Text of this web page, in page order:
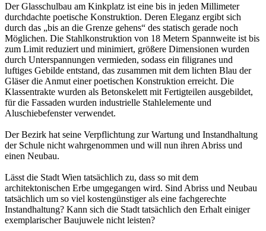
Der Glasschulbau am Kinkplatz ist eine bis in jeden Millimeter
durchdachte poetische Konstruktion. Deren Eleganz ergibt sich
durch das „bis an die Grenze gehens“ des statisch gerade noch
Möglichen. Die Stahlkonstruktion von 18 Metern Spannweite ist bis
zum Limit reduziert und minimiert, größere Dimensionen wurden
durch Unterspannungen vermieden, sodass ein filigranes und
luftiges Gebilde entstand, das zusammen mit dem lichten Blau der
Gläser die Anmut einer poetischen Konstruktion erreicht. Die
Klassentrakte wurden als Betonskelett mit Fertigteilen ausgebildet,
für die Fassaden wurden industrielle Stahlelemente und
Aluschiebefenster verwendet.
Der Bezirk hat seine Verpflichtung zur Wartung und Instandhaltung
der Schule nicht wahrgenommen und will nun ihren Abriss und
einen Neubau.
Lässt die Stadt Wien tatsächlich zu, dass so mit dem
architektonischen Erbe umgegangen wird. Sind Abriss und Neubau
tatsächlich um so viel kostengünstiger als eine fachgerechte
Instandhaltung? Kann sich die Stadt tatsächlich den Erhalt einiger
exemplarischer Baujuwele nicht leisten?